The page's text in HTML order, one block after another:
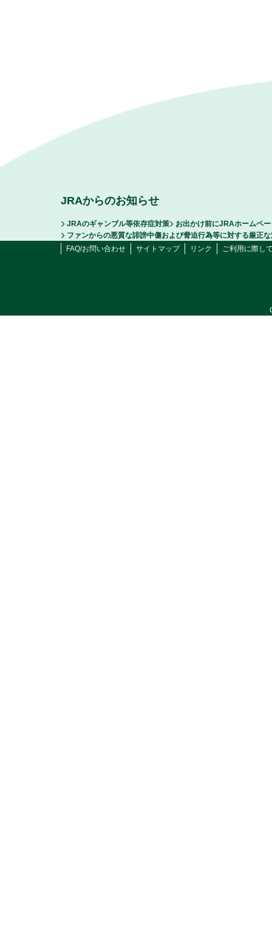
JRAからのお知らせ
JRAのギャンブル等依存症対策
お出かけ前にJRAホームペ
ファンからの悪質な誹謗中傷および脅迫行為等に対する厳正
FAQ/お問い合わせ
サイトマップ リンク ご利用に際し